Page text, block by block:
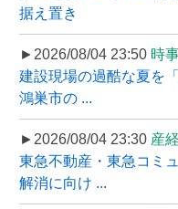
据え置き
►2026/08/04 23:50 時
建設現場の過酷な夏を
鴻巣市の ...
►2026/08/04 23:30 産
東急不動産・東急コミ
解消に向け ...